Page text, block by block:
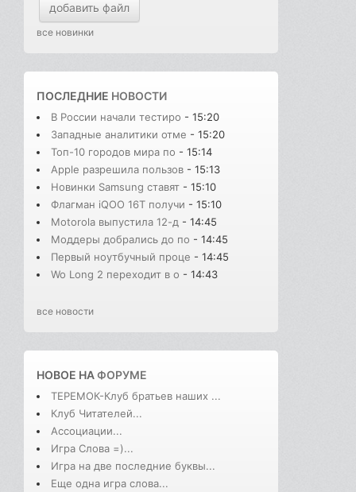
добавить файл
все новинки
ПОСЛЕДНИЕ НОВОСТИ
В России начали тестиро - 15:20
Западные аналитики отме - 15:20
Топ-10 городов мира по - 15:14
Apple разрешила пользов - 15:13
Новинки Samsung ставят - 15:10
Флагман iQOO 16T получи - 15:10
Motorola выпустила 12-д - 14:45
Моддеры добрались до по - 14:45
Первый ноутбучный проце - 14:45
Wo Long 2 переходит в о - 14:43
все новости
НОВОЕ НАФОРУМЕ
ТЕРЕМОК-Клуб братьев наших ...
Клуб Читателей...
Ассоциации...
Игра Слова =)...
Игра на две последние буквы...
Еще одна игра слова...